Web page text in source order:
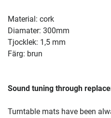
Material: cork
Diamater: 300mm
Tjocklek: 1,5 mm
Färg: brun
Sound tuning through
Turntable mats have been